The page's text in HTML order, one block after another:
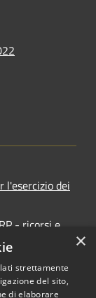
l'esercizio dei
- ricorsi e
×
strettamente
del sito,
di elaborare